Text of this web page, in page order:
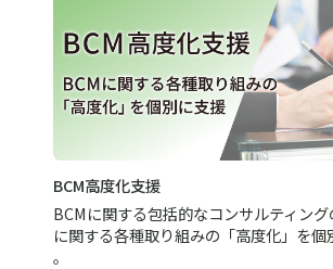
BCM高度化支援
BCMに関する包括的なコンサルティン
に関する各種取り組みの「高度化」を
。